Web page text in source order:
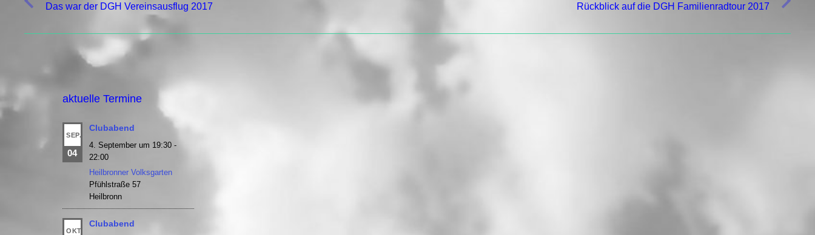
Das war der DGH Vereinsausflug 2017 Rückblick auf die DGH Familienradtour 2017
aktuelle Termine
SEP.
04
Clubabend
4. September um 19:30-
22:00
Heilbronner Volksgarten
Pfühlstraße 57
Heilbronn
OKT.
Clubabend